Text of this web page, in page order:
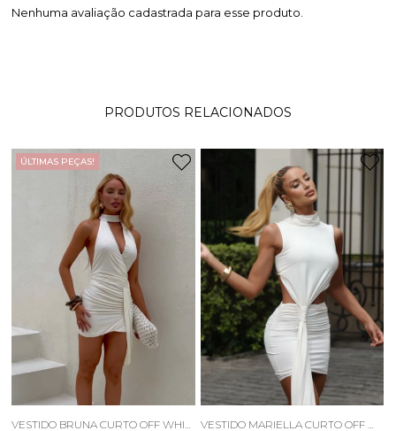
Nenhuma avaliação cadastrada para esse produto.
PRODUTOS RELACIONADOS
ÚLTIMAS PEÇAS!
VESTIDO BRUNA CURTO OFF WHITE VESTIDO MARIELLA CURTO OFF WHITE